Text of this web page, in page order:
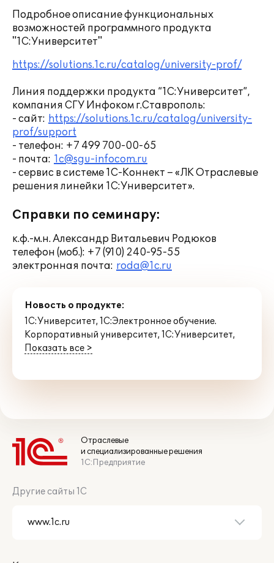
Подробное описание функциональных
возможностей программного продукта
"1С:Университет"
https://solutions.1c.ru/catalog/university-prof/
Линия поддержки продукта “1С:Университет”,
компания СГУ Инфоком г.Ставрополь:
- сайт: https://solutions.1c.ru/catalog/university-
prof/support
- телефон: +7 499 700-00-65
- почта: 1c@sgu-infocom.ru
- сервис в системе 1С-Коннект – «ЛК Отраслевые
решения линейки 1С:Университет».
Справки по семинару:
к.ф.-м.н. Александр Витальевич Родюков
телефон (моб.): +7 (910) 240-95-55
электронная почта: roda@1c.ru
Новость о продукте:
1С:Университет,1С:Электронное обучение.
Корпоративный университет,1С:Университет,
Показать все >
Отраслевые
и специализированные решения
1С:Предприятие
Другие сайты 1С